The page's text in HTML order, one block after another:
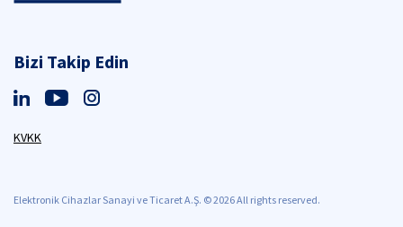
Bizi Takip Edin
KVKK
Elektronik Cihazlar Sanayi ve Ticaret A.Ş. © 2026 All rights reserved.